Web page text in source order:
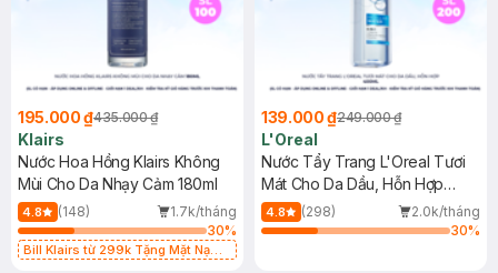
195.000 ₫435.000 ₫
Klairs
Nước Hoa Hồng Klairs Không
Mùi Cho Da Nhạy Cảm 180ml
4.8 (148)
1.7k/tháng
30%
Bill Klairs từ 299k Tặng Mặt Nạ
139.000 ₫249.000 ₫
L'Oreal
Nước Tẩy Trang L'Oreal Tươi
Mát Cho Da Dầu, Hỗn Hợp
400ml
4.8 (298)
2.0k/tháng
30%